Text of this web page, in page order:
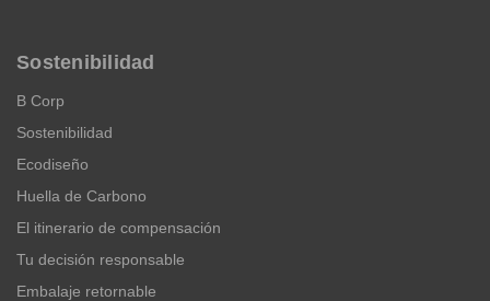
Sostenibilidad
B Corp
Sostenibilidad
Ecodiseño
Huella de Carbono
El itinerario de compensación
Tu decisión responsable
Embalaje retornable